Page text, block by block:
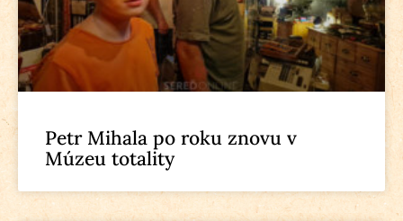
Petr Mihala po roku znovu v
Múzeu totality